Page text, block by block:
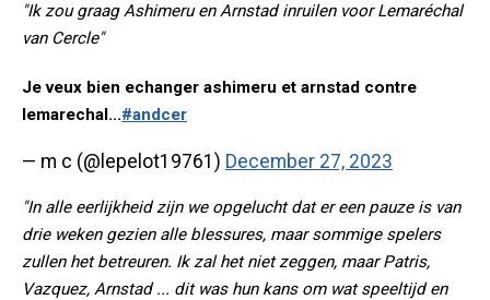
"Ik zou graag Ashimeru en Arnstad inruilen voor Lemaréchal
van Cercle"
Je veux bien echanger ashimeru et arnstad contre
lemarechal...#andcer
— m c (@lepelot19761) December 27, 2023
"In alle eerlijkheid zijn we opgelucht dat er een pauze is van
drie weken gezien alle blessures, maar sommige spelers
zullen het betreuren. Ik zal het niet zeggen, maar Patris,
Vazquez, Arnstad ... dit was hun kans om wat speeltijd en